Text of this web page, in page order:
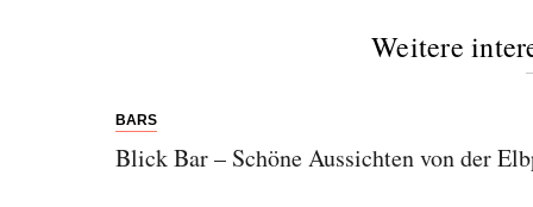
Weitere
BARS
Blick Bar – Schöne Aussichten von der